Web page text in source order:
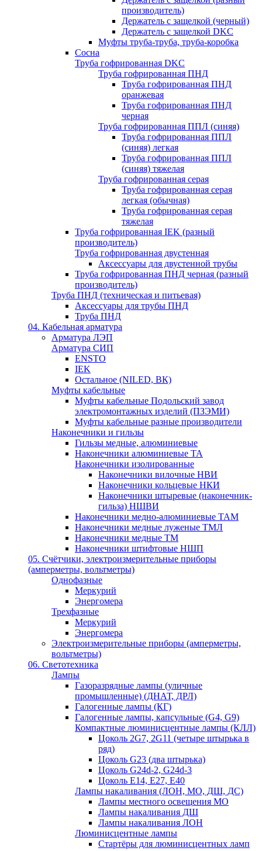
производитель)
Держатель с защелкой (черный)
Держатель с защелкой DKC
Муфты труба-труба, труба-коробка
Сосна
Труба гофрированная DKC
Труба гофрированная ПНД
Труба гофрированная ПНД
оранжевая
Труба гофрированная ПНД
черная
Труба гофрированная ППЛ (синяя)
Труба гофрированная ППЛ
(синяя) легкая
Труба гофрированная ППЛ
(синяя) тяжелая
Труба гофрированная серая
Труба гофрированная серая
легкая (обычная)
Труба гофрированная серая
тяжелая
Труба гофрированная IEK (разный
производитель)
Труба гофрированная двустенная
Аксессуары для двустенной трубы
Труба гофрированная ПНД черная (разный
производитель)
Труба ПНД (техническая и питьевая)
Аксессуары для трубы ПНД
Труба ПНД
04. Кабельная арматура
Арматура ЛЭП
Арматура СИП
ENSTO
IEK
Остальное (NILED, ВК)
Муфты кабельные
Муфты кабельные Подольский завод
электромонтажных изделий (ПЗЭМИ)
Муфты кабельные разные производители
Наконечники и гильзы
Гильзы медные, алюминиевые
Наконечники алюминиевые ТА
Наконечники изолированные
Наконечники вилочные НВИ
Наконечники кольцевые НКИ
Наконечники штыревые (наконечник-
гильза) НШВИ
Наконечники медно-алюминиевые ТАМ
Наконечники медные луженые ТМЛ
Наконечники медные ТМ
Наконечники штифтовые НШП
05. Счётчики, электроизмерительные приборы
(амперметры, вольтметры)
Однофазные
Меркурий
Энергомера
Трехфазные
Меркурий
Энергомера
Электроизмерительные приборы (амперметры,
вольтметры)
06. Светотехника
Лампы
Газоразрядные лампы (уличные
промышленные) (ДНАТ, ДРЛ)
Галогенные лампы (КГ)
Галогенные лампы, капсульные (G4, G9)
Компактные люминисцентные лампы (КЛЛ)
Цоколь 2G7, 2G11 (четыре штырька в
ряд)
Цоколь G23 (два штырька)
Цоколь G24d-2, G24d-3
Цоколь Е14, Е27, Е40
Лампы накаливания (ЛОН, МО, ДШ, ДС)
Лампы местного освещения МО
Лампы накаливания ДШ
Лампы накаливания ЛОН
Люминисцентные лампы
Стартёры для люминисцентных ламп